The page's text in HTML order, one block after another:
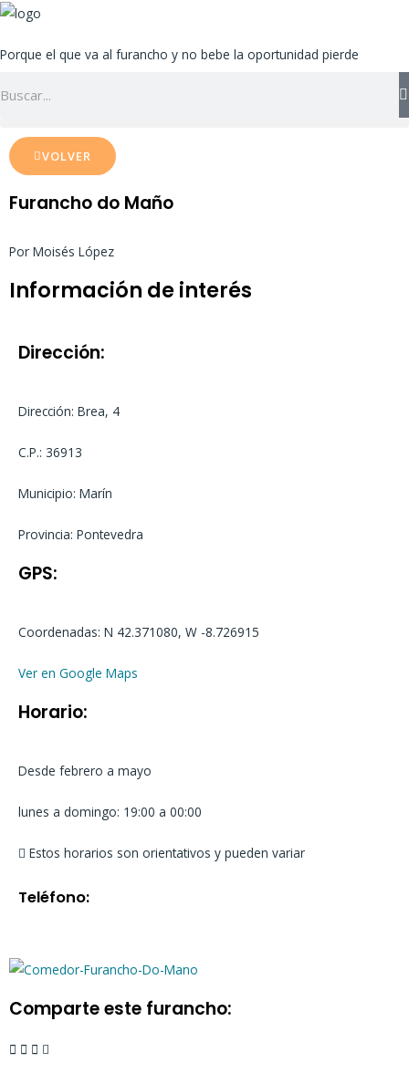
Ir
contenido
Porque el que va al furancho y no bebe la oportunidad pierde
VOLVER
Furancho do Maño
Por Moisés López
Información de interés
Dirección:
Dirección: Brea, 4
C.P.: 36913
Municipio: Marín
Provincia: Pontevedra
GPS:
Coordenadas: N 42.371080, W -8.726915
Ver en Google Maps
Horario:
Desde febrero a mayo
lunes a domingo: 19:00 a 00:00
Estos horarios son orientativos y pueden variar
Teléfono:
Comparte este furancho: